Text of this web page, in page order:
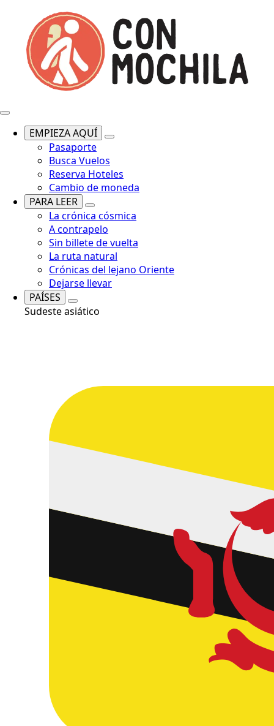
EMPIEZA AQUÍ
Pasaporte
Busca Vuelos
Reserva Hoteles
Cambio de moneda
PARA LEER
La crónica cósmica
A contrapelo
Sin billete de vuelta
La ruta natural
Crónicas del lejano Oriente
Dejarse llevar
PAÍSES
Sudeste asiático